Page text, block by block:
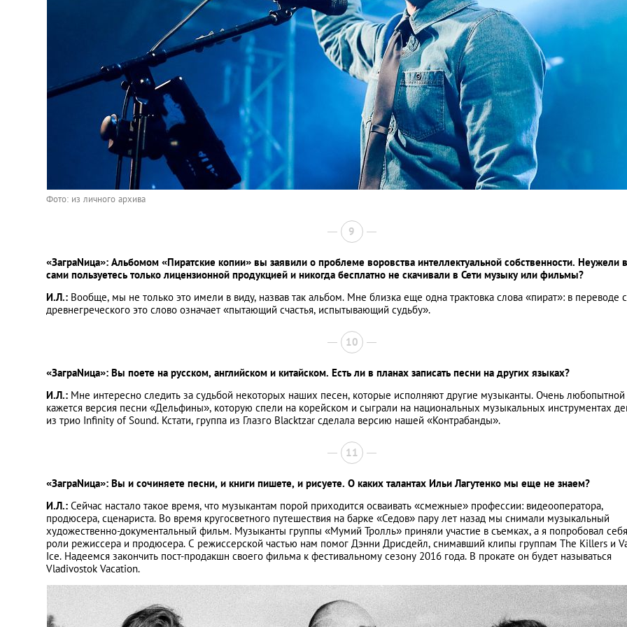
Фото: из личного архива
9
«ЗаграNица»: Альбомом «Пиратские копии» вы заявили о проблеме воровства интеллектуальной собственности. Неужели
сами пользуетесь только лицензионной продукцией и никогда бесплатно не скачивали в Сети музыку или фильмы?
И.Л.: Вообще, мы не только это имели в виду, назвав так альбом. Мне близка еще одна трактовка слова «пират»: в переводе с
древнегреческого это слово означает «пытающий счастья, испытывающий судьбу».
10
«ЗаграNица»: Вы поете на русском, английском и китайском. Есть ли в планах записать песни на других языках?
И.Л.: Мне интересно следить за судьбой некоторых наших песен, которые исполняют другие музыканты. Очень любопытной
кажется версия песни «Дельфины», которую спели на корейском и сыграли на национальных музыкальных инструментах
из трио Infinity of Sound. Кстати, группа из Глазго Blaсktzar cделала версию нашей «Контрабанды».
11
«ЗаграNица»: Вы и сочиняете песни, и книги пишете, и рисуете. О каких талантах Ильи Лагутенко мы еще не знаем?
И.Л.: Сейчас настало такое время, что музыкантам порой приходится осваивать «смежные» профессии: видеооператора,
продюсера, сценариста. Во время кругосветного путешествия на барке «Седов» пару лет назад мы снимали музыкальный
художественно-документальный фильм. Музыканты группы «Мумий Тролль» приняли участие в съемках, а я попробовал
роли режиссера и продюсера. С режиссерской частью нам помог Дэнни Дрисдейл, снимавший клипы группам The Killers и
Ice. Надеемся закончить пост-продакшн своего фильма к фестивальному сезону 2016 года. В прокате он будет называться
Vladivostok Vacation.